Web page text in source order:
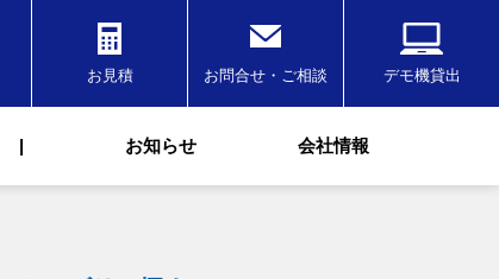
お見積 お問合せ・ご相談 デモ機貸出
| お知らせ 会社情報